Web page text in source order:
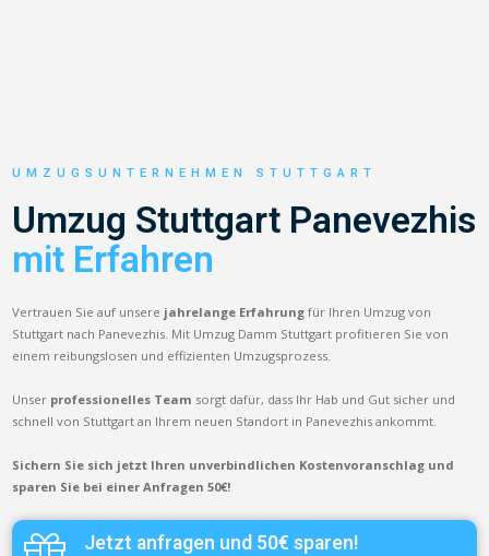
UMZUGSUNTERNEHMEN STUTTGART
Umzug Stuttgart Panevezhis
mit Erfahren
Vertrauen Sie auf unsere jahrelange Erfahrung für Ihren Umzug von
Stuttgart nach Panevezhis. Mit Umzug Damm Stuttgart profitieren Sie von
einem reibungslosen und effizienten Umzugsprozess.
Unser professionelles Team sorgt dafür, dass Ihr Hab und Gut sicher und
schnell von Stuttgart an Ihrem neuen Standort in Panevezhis ankommt.
Sichern Sie sich jetzt Ihren unverbindlichen Kostenvoranschlag und
sparen Sie bei einer Anfragen 50€!
Jetzt anfragen und 50€ sparen!